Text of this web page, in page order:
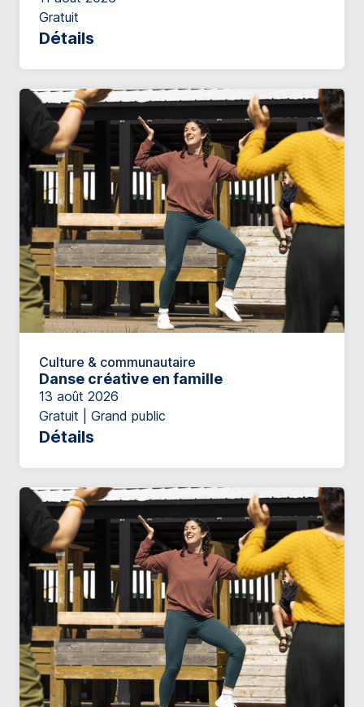
Gratuit
Détails
Culture & communautaire
Danse créative en famille
13 août 2026
Gratuit | Grand public
Détails